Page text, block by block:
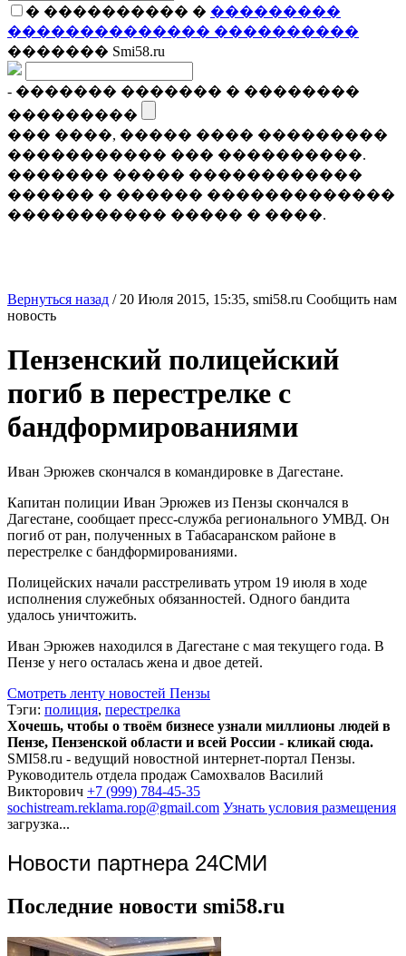
� ���������� � ���������
�������������� ����������
������� Smi58.ru
- ������� ������� � ��������
���������
��� ����, ����� ���� ���������
����������� ��� ����������.
������� ����� ������������
������ � ������ �������������
����������� ����� � ����.
Вернуться назад / 20 Июля 2015, 15:35, smi58.ru Сообщить нам
новость
Пензенский полицейский
погиб в перестрелке с
бандформированиями
Иван Эрюжев скончался в командировке в Дагестане.
Капитан полиции Иван Эрюжев из Пензы скончался в
Дагестане, сообщает пресс-служба регионального УМВД. Он
погиб от ран, полученных в Табасаранском районе в
перестрелке с бандформированиями.
Полицейских начали расстреливать утром 19 июля в ходе
исполнения служебных обязанностей. Одного бандита
удалось уничтожить.
Иван Эрюжев находился в Дагестане с мая текущего года. В
Пензе у него осталась жена и двое детей.
Смотреть ленту новостей Пензы
Тэги: полиция, перестрелка
Хочешь, чтобы о твоём бизнесе узнали миллионы людей в
Пензе, Пензенской области и всей России - кликай сюда.
SMI58.ru - ведущий новостной интернет-портал Пензы.
Руководитель отдела продаж Самохвалов Василий
Викторович +7 (999) 784-45-35
sochistream.reklama.rop@gmail.com Узнать условия размещения
загрузка...
Новости партнера 24СМИ
Последние новости smi58.ru